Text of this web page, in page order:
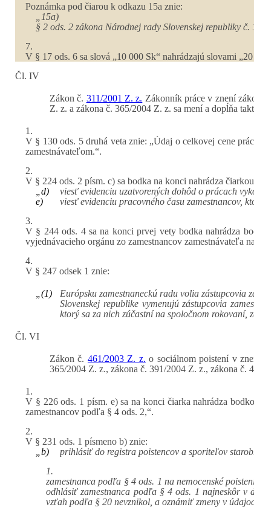
Poznámka pod čiarou k odkazu 15a znie:
„15a)
§ 2 ods. 2 zákona Národnej rady Slovenskej republiky
7.
V § 17 ods. 6 sa slová „10 000 Sk“ nahrádzajú slovami
Čl. IV
Zákon č. 311/2001 Z. z. Zákonník práce v znení
Z. z. a zákona č. 365/2004 Z. z. sa mení a dopĺňa
1.
V § 130 ods. 5 druhá veta znie: „Údaj o celkovej cene
zamestnávateľom.“.
2.
V § 224 ods. 2 písm. c) sa bodka na konci nahrádza
„d)
viesť evidenciu uzatvorených dohôd o prácach
e)
viesť evidenciu pracovného času zamestnancov,
3.
V § 244 ods. 4 sa na konci prvej vety bodka nahrádza
vyjednávacieho orgánu zo zamestnancov zamestnávateľa
4.
V § 247 odsek 1 znie:
„(1)
Európsku zamestnaneckú radu volia zástupcovia
Slovenskej republike vymenujú zástupcovia
ktorý sa za nich zúčastní na spoločnom rokovaní,
Čl. VI
Zákon č. 461/2003 Z. z. o sociálnom poistení v
365/2004 Z. z., zákona č. 391/2004 Z. z., zákona č.
1.
V § 226 ods. 1 písm. e) sa na konci čiarka nahrádza
zamestnancov podľa § 4 ods. 2,“.
2.
V § 231 ods. 1 písmeno b) znie:
„b)
prihlásiť do registra poistencov a sporiteľov
1.
zamestnanca podľa § 4 ods. 1 na nemocenské
odhlásiť zamestnanca podľa § 4 ods. 1 najneskôr v
vzťah podľa § 20 nevznikol, a oznámiť zmeny v